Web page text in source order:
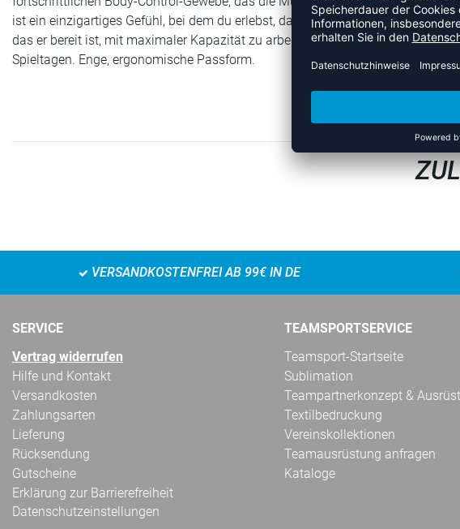
ist ein einzigartiges Gefühl, bei dem du erlebst, dass dein Körper zu einem
das er bereit ist, mit maximaler Kapazität zu arbeiten. Eine perfekte Wahl für
Spieltagen. Enge, ergonomische Passform.
VERSANDKOSTENFREI AB 99€ IN DE
SERVICE
Vertrag widerrufen
Hilfe und Kontakt
Versandkosten
Zahlungsarten
Lieferung
Rücksendung
Gutscheine
Erklärung zur Barrierefreiheit
Datenschutzeinstellungen
TEAMSPORTSERVICE
Teamsport-Startseite
Sublimation
Teampartnerkonzept &
Textilbedruckung
Vereinskollektionen
Teamausrüstung anfragen
Kataloge